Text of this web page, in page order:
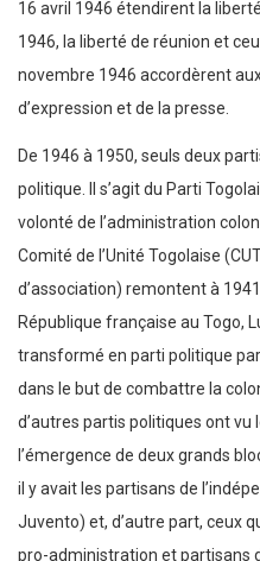
16 avril 1946 étendirent la
1946, la liberté de réunion et
novembre 1946 accordèrent
d’expression et de la presse.
De 1946 à 1950, seuls deux
politique. Il s’agit du Parti
volonté de l’administration
Comité de l’Unité Togolaise
d’association) remontent à
République française au Togo,
transformé en parti politique
dans le but de combattre la
d’autres partis politiques ont vu
l’émergence de deux grands
il y avait les partisans de
Juvento) et, d’autre part, ceux
pro-administration et partisans